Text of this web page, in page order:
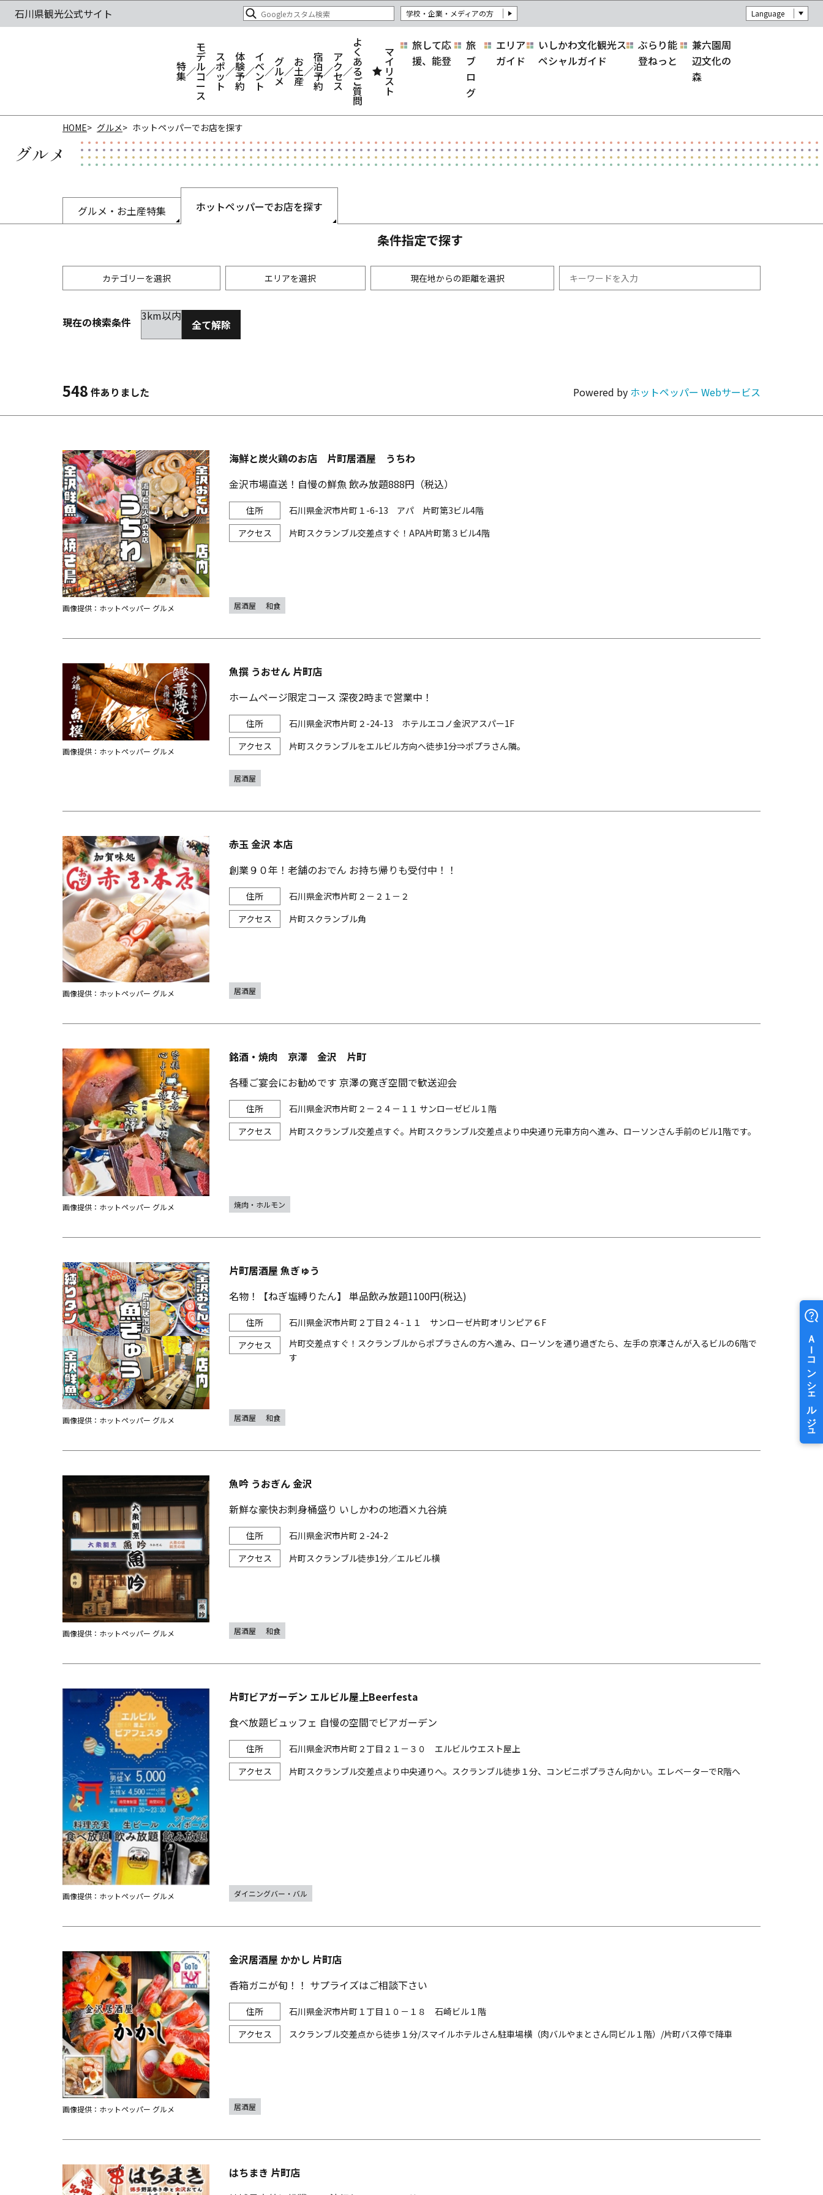
学校・企業・メディアの方 Language
特
集
モ
デ
ル
コ
ー
ス
ス
ポ
ッ
ト
体
験
予
約
イ
ベ
ン
ト
グ
ル
メ
お
土
産
宿
泊
予
約
ア
ク
セ
ス
よ
く
あ
る
ご
質
問
マ
イ
リ
ス
ト
旅して応
援、能登
旅
ブ
ロ
グ
エリア
ガイド
いしかわ文化観光ス
ペシャルガイド
ぶらり能
登ねっと
兼六園周
辺文化の
森
HOME グルメ ホットペッパーでお店を探す
グルメ
グルメ・お土産特集 ホットペッパーでお店を探す
条件指定で探す
カテゴリーを選択 エリアを選択 現在地からの距離を選択
居酒屋
韓国料理 カラオケ・パーティ
その他グルメ
金沢(片町･香林坊･にし茶屋周辺)
金沢市他・野々市・白山・内灘
未選択
現在の検索条件 3km以内
全て解除
548 件ありました Powered by ホットペッパー Webサービス
海鮮と炭火鶏のお店 片町居酒屋 うちわ
金沢市場直送！自慢の鮮魚 飲み放題888円（税込）
石川県金沢市片町１-6-13 アパ 片町第3ビル4階
片町スクランブル交差点すぐ！APA片町第３ビル4階
画像提供：ホットペッパー グルメ 居酒屋 和食
魚撰 うおせん 片町店
ホームページ限定コース 深夜2時まで営業中！
石川県金沢市片町２-24-13 ホテルエコノ金沢アスパー1F
片町スクランブルをエルビル方向へ徒歩1分⇒ポプラさん隣。
画像提供：ホットペッパー グルメ
居酒屋
赤玉 金沢 本店
創業９０年！老舗のおでん お持ち帰りも受付中！！
石川県金沢市片町２－２１－２
片町スクランブル角
画像提供：ホットペッパー グルメ 居酒屋
銘酒・焼肉 京澤 金沢 片町
各種ご宴会にお勧めです 京澤の寛ぎ空間で歓送迎会
石川県金沢市片町２－２４－１１ サンローゼビル１階
片町スクランブル交差点すぐ。片町スクランブル交差点より中央通り元車方向へ進み、ローソンさん手前のビル1階です。
画像提供：ホットペッパー グルメ 焼肉・ホルモン
片町居酒屋 魚ぎゅう
名物！【ねぎ塩縛りたん】 単品飲み放題1100円(税込)
石川県金沢市片町２丁目２４-１１ サンローゼ片町オリンピア６F
片町交差点すぐ！スクランブルからポプラさんの方へ進み、ローソンを通り過ぎたら、左手の京澤さんが入るビルの6階で
す
画像提供：ホットペッパー グルメ 居酒屋 和食
魚吟 うおぎん 金沢
新鮮な豪快お刺身桶盛り いしかわの地酒×九谷焼
石川県金沢市片町２-24-2
片町スクランブル徒歩1分／エルビル横
画像提供：ホットペッパー グルメ 居酒屋 和食
片町ビアガーデン エルビル屋上Beerfesta
食べ放題ビュッフェ 自慢の空間でビアガーデン
石川県金沢市片町２丁目２１－３０ エルビルウエスト屋上
片町スクランブル交差点より中央通りへ。スクランブル徒歩１分、コンビニポプラさん向かい。エレベーターでR階へ
画像提供：ホットペッパー グルメ ダイニングバー・バル
金沢居酒屋 かかし 片町店
香箱ガニが旬！！ サプライズはご相談下さい
石川県金沢市片町１丁目１０－１８ 石崎ビル１階
スクランブル交差点から徒歩１分/スマイルホテルさん駐車場横（肉バルやまとさん同ビル１階）/片町バス停で降車
画像提供：ホットペッパー グルメ 居酒屋
はちまき 片町店